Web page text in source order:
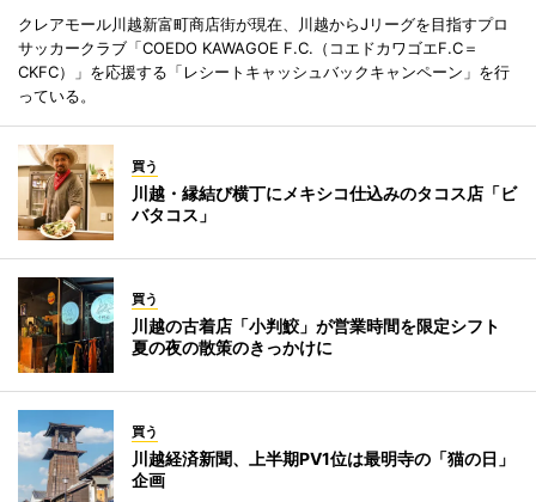
クレアモール川越新富町商店街が現在、川越からJリーグを目指すプロ
サッカークラブ「COEDO KAWAGOE F.C.（コエドカワゴエF.C＝
CKFC）」を応援する「レシートキャッシュバックキャンペーン」を行
っている。
買う
川越・縁結び横丁にメキシコ仕込みのタコス店「ビ
バタコス」
買う
川越の古着店「小判鮫」が営業時間を限定シフト
夏の夜の散策のきっかけに
買う
川越経済新聞、上半期PV1位は最明寺の「猫の日」
企画